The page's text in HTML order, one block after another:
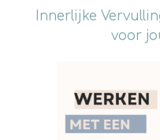
Innerlijke
voor